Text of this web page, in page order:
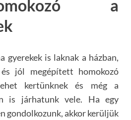
a
gyerekek is laknak a házban,
jól megépített homokozó
kertünknek és még a
is járhatunk vele. Ha egy
gondolkozunk, akkor kerüljük